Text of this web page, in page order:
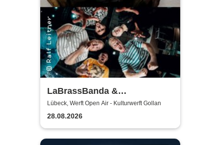
LaBrassBanda &
Fäaschtbänkler
Lübeck, Werft Open Air - Kulturwerft Gollan
28.08.2026